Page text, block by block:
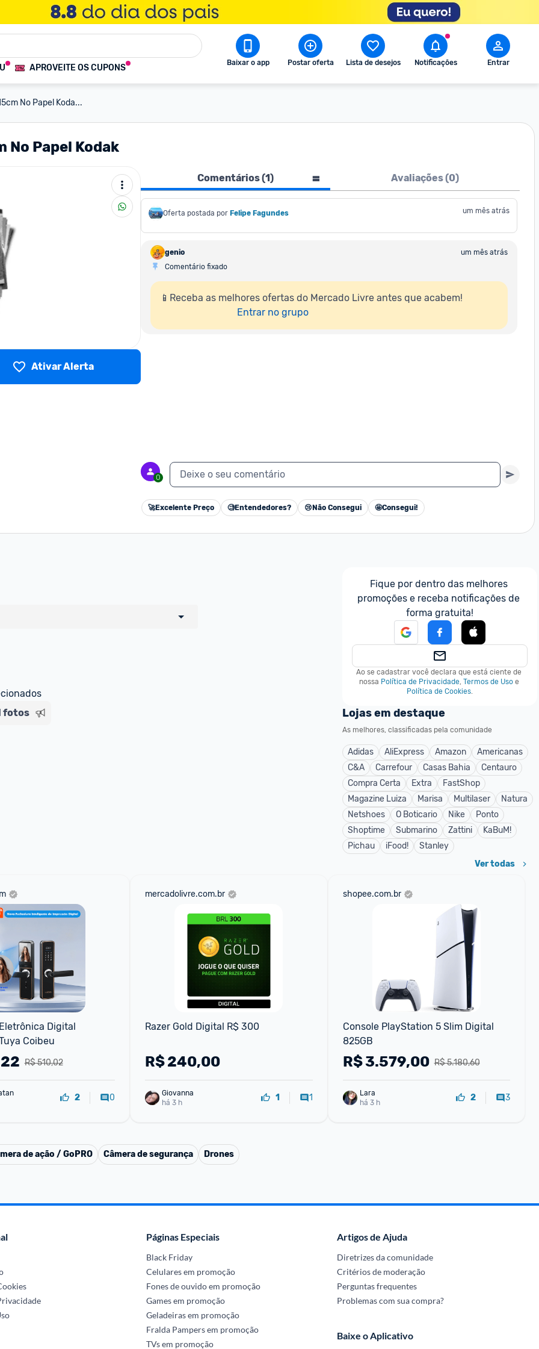
APROVEITE OS CUPONS Baixar o app Postar oferta Lista de desejos Notificações Entrar
No Papel Koda...
No Papel Kodak
Ativar Alerta
Comentários (1) Avaliações (0)
Oferta postada por Felipe Fagundes um mês atrás
genio
um mês atrás
Comentário fixado
📱Receba as melhores ofertas do Mercado Livre antes que acabem!
Entrar no grupo
0 Deixe o seu comentário
🚀Excelente Preço 🧐Entendedores? 😢 Não Consegui 🤩Consegui!
um marketplace, nós indicamos no
sinalizamos através da tag
fotos
Fique por dentro das melhores
promoções e receba notificações de
forma gratuita!
Ao se cadastrar você declara que está ciente de
nossa Política de Privacidade, Termos de Uso e
Política de Cookies.
Lojas em destaque
As melhores, classificadas pela comunidade
Adidas AliExpress Amazon
Americanas
C&A
Carrefour Casas Bahia
Centauro
Compra Certa
Extra
FastShop
Magazine Luiza
Marisa Multilaser
Natura
Netshoes
O Boticario Nike
Ponto
Shoptime
Submarino Zattini
KaBuM!
Pichau
iFood! Stanley
Ver todas
Digital
Coibeu
R$ 510,02
2 0
mercadolivre.com.br
Razer Gold Digital R$ 300
R$240,00
Giovanna
há 3 h
1 1
shopee.com.br
Console PlayStation 5 Slim Digital
825GB
R$ 5.180,60
R$3.579,00
Lara
há 3 h
2 3
de ação / GoPRO Câmera de segurança Drones
Páginas Especiais
Black Friday
Celulares em promoção
Fones de ouvido em promoção
Games em promoção
Geladeiras em promoção
Fralda Pampers em promoção
TVs em promoção
Artigos de Ajuda
Diretrizes da comunidade
Critérios de moderação
Perguntas frequentes
Problemas com sua compra?
Baixe o Aplicativo